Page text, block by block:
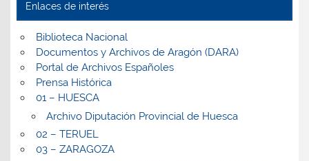
Enlaces de interés
Biblioteca Nacional
Documentos y Archivos de Aragón (DARA)
Portal de Archivos Españoles
Prensa Histórica
01 – HUESCA
Archivo Diputación Provincial de Huesca
02 – TERUEL
03 – ZARAGOZA